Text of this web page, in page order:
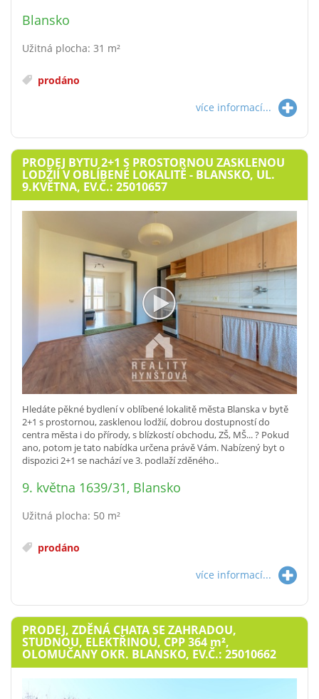
Blansko
Užitná plocha: 31 m²
prodáno
více informací...
PRODEJ BYTU 2+1 S PROSTORNOU ZASKLENOU
LODŽIÍ V OBLÍBENÉ LOKALITĚ - BLANSKO, UL.
9.KVĚTNA, EV.Č.: 25010657
Hledáte pěkné bydlení v oblíbené lokalitě města Blanska v bytě
2+1 s prostornou, zasklenou lodžií, dobrou dostupností do
centra města i do přírody, s blízkostí obchodu, ZŠ, MŠ... ? Pokud
ano, potom je tato nabídka určena právě Vám. Nabízený byt o
dispozici 2+1 se nachází ve 3. podlaží zděného..
9. května 1639/31, Blansko
Užitná plocha: 50 m²
prodáno
více informací...
PRODEJ, ZDĚNÁ CHATA SE ZAHRADOU,
STUDNOU, ELEKTŘINOU, CPP 364 m²,
OLOMUČANY OKR. BLANSKO, EV.Č.: 25010662